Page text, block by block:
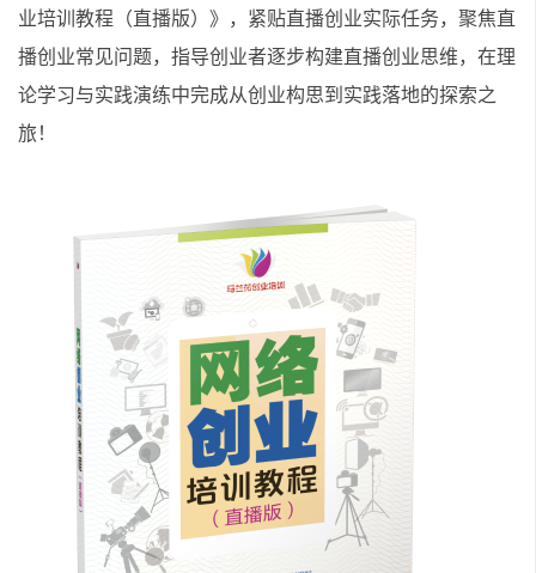
业培训教程（直播版）》，紧贴直播创业实际任务，聚焦直
播创业常见问题，指导创业者逐步构建直播创业思维，在理
论学习与实践演练中完成从创业构思到实践落地的探索之
旅！